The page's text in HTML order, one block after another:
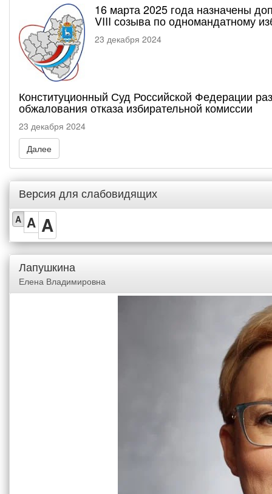
16 марта 2025 года назначены
VIII созыва по одномандатному
23 декабря 2024
Конституционный Суд Российской Федерации
обжалования отказа избирательной комиссии
23 декабря 2024
Далее
Версия для слабовидящих
A A A
Лапушкина
Елена Владимировна